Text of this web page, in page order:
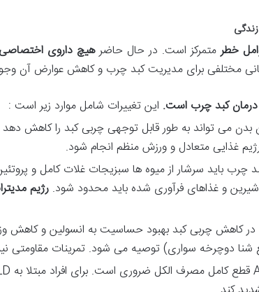
خطرمتمرکز است. در حال حاضرهیچ داروی
مختلفی برای مدیریت کبد چرب و کاهش عوارض آن
کبد چرب است. این تغییرات شامل موارد زیر است :
۱۰ درصد از وزن بدن می تواند به طور قابل توجهی چربی کبد را
غذایی متعادل و ورزش منظم انجام شود.
چرب باید سرشار از میوه ها سبزیجات غلات کامل و
و غذاهای فرآوری شده باید محدود شود.رژیم
دوچرخه سواری) توصیه می شود. تمرینات مقاومتی